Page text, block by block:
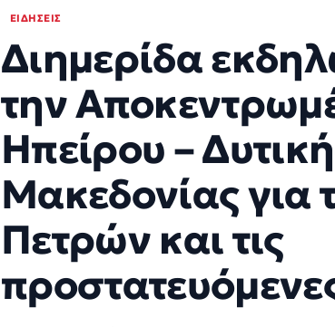
ΕΙΔΉΣΕΙΣ
Διημερίδα
την
Ηπείρου –
Μακεδονίας για
Πετρών και τις